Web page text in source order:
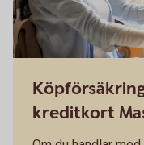
kreditkort